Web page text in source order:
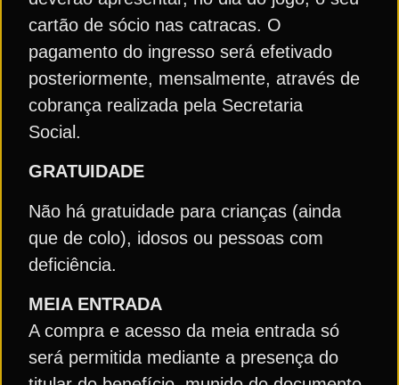
cartão de sócio nas catracas. O
pagamento do ingresso será efetivado
posteriormente, mensalmente, através de
cobrança realizada pela Secretaria
Social.
GRATUIDADE
Não há gratuidade para crianças (ainda
que de colo), idosos ou pessoas com
deficiência.
MEIA ENTRADA
A compra e acesso da meia entrada só
será permitida mediante a presença do